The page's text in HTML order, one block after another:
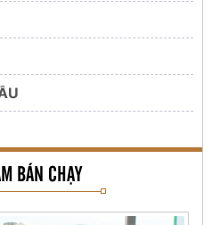
BÁN CHẠY